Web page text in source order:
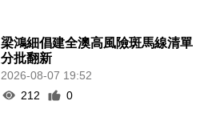
梁鴻細倡建全澳高風險斑馬線清單
分批翻新
2026-08-07 19:52
212
0